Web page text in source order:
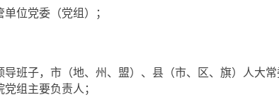
位党委（党组）；
子，市（地、州、盟）、县（市、区、旗）人大
组主要负责人；